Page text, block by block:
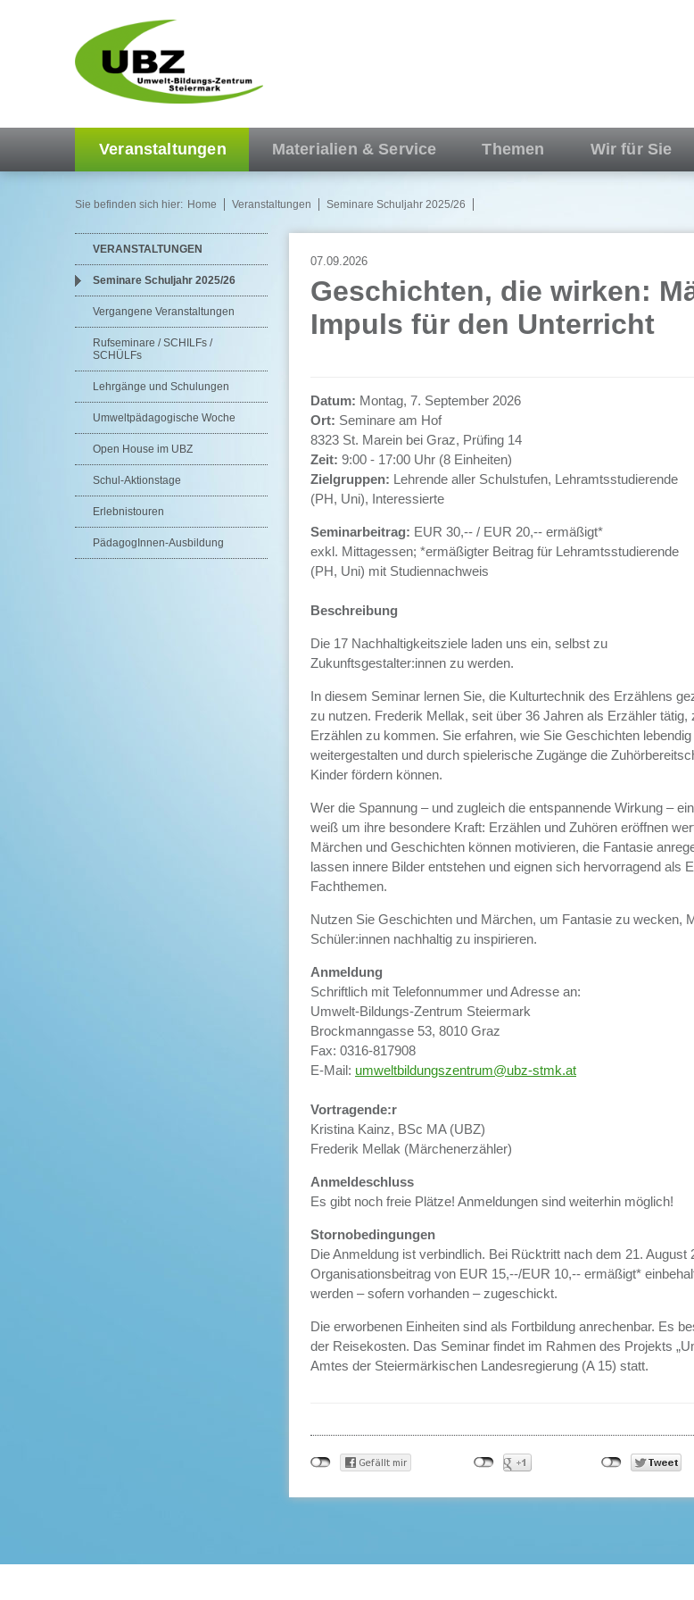
Veranstaltungen Materialien & Service Themen Wir für Sie
Sie befinden sich hier: Home Veranstaltungen Seminare Schuljahr 2025/26
VERANSTALTUNGEN
Seminare Schuljahr 2025/26
Vergangene Veranstaltungen
Rufseminare / SCHILFs /
SCHÜLFs
Lehrgänge und Schulungen
Umweltpädagogische Woche
Open House im UBZ
Schul-Aktionstage
Erlebnistouren
PädagogInnen-Ausbildung
07.09.2026
Geschichten, die wirken:
Impuls für den Unterricht
Datum: Montag, 7. September 2026
Ort: Seminare am Hof
8323 St. Marein bei Graz, Prüfing 14
Zeit: 9:00 - 17:00 Uhr (8 Einheiten)
Zielgruppen: Lehrende aller Schulstufen, Lehramtsstudierende
(PH, Uni), Interessierte
Seminarbeitrag: EUR 30,-- / EUR 20,-- ermäßigt*
exkl. Mittagessen; *ermäßigter Beitrag für Lehramtsstudierende
(PH, Uni) mit Studiennachweis
Beschreibung
Die 17 Nachhaltigkeitsziele laden uns ein, selbst zu
Zukunftsgestalter:innen zu werden.
In diesem Seminar lernen Sie, die Kulturtechnik des Erzählens
zu nutzen. Frederik Mellak, seit über 36 Jahren als Erzähler tätig,
Erzählen zu kommen. Sie erfahren, wie Sie Geschichten
weitergestalten und durch spielerische Zugänge die
Kinder fördern können.
Wer die Spannung – und zugleich die entspannende Wirkung –
weiß um ihre besondere Kraft: Erzählen und Zuhören eröffnen
Märchen und Geschichten können motivieren, die Fantasie
lassen innere Bilder entstehen und eignen sich hervorragend als
Fachthemen.
Nutzen Sie Geschichten und Märchen, um Fantasie zu wecken,
Schüler:innen nachhaltig zu inspirieren.
Anmeldung
Schriftlich mit Telefonnummer und Adresse an:
Umwelt-Bildungs-Zentrum Steiermark
Brockmanngasse 53, 8010 Graz
Fax: 0316-817908
E-Mail: umweltbildungszentrum@ubz-stmk.at
Vortragende:r
Kristina Kainz, BSc MA (UBZ)
Frederik Mellak (Märchenerzähler)
Anmeldeschluss
Es gibt noch freie Plätze! Anmeldungen sind weiterhin möglich!
Stornobedingungen
Die Anmeldung ist verbindlich. Bei Rücktritt nach dem 21. August
Organisationsbeitrag von EUR 15,--/EUR 10,-- ermäßigt*
werden – sofern vorhanden – zugeschickt.
Die erworbenen Einheiten sind als Fortbildung anrechenbar. Es
der Reisekosten. Das Seminar findet im Rahmen des Projekts
Amtes der Steiermärkischen Landesregierung (A 15) statt.